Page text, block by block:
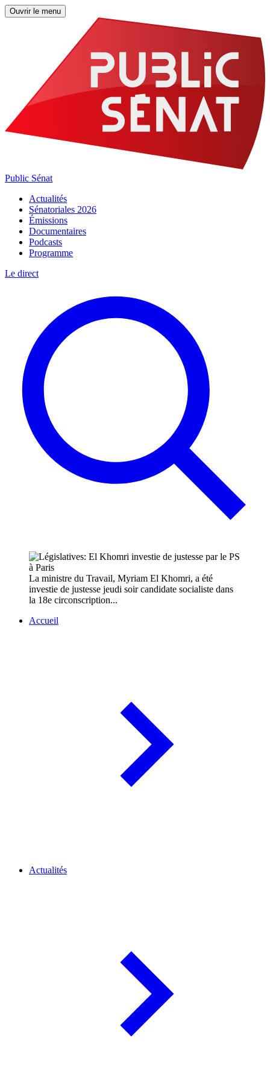
Ouvrir le menu
Public Sénat
Actualités
Sénatoriales 2026
Émissions
Documentaires
Podcasts
Programme
Le direct
La ministre du Travail, Myriam El Khomri, a été
investie de justesse jeudi soir candidate socialiste dans
la 18e circonscription...
Accueil
Actualités